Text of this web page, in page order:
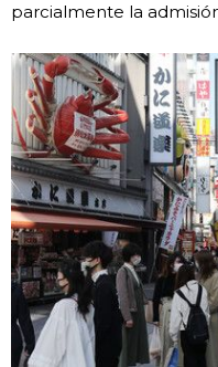
Tokio
Avisos
parcialmente la